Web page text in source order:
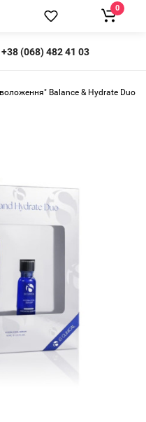
+38 (068) 482 41 03
0
Balance & Hydrate Duo